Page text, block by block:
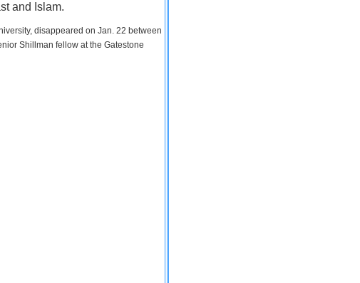
and Islam.
disappeared on Jan. 22 between
Shillman fellow at the Gatestone